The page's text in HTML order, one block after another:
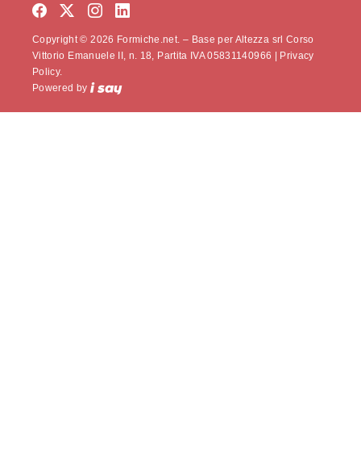
Copyright © 2026 Formiche.net. – Base per Altezza srl Corso
Vittorio Emanuele II, n. 18, Partita IVA 05831140966 | Privacy
Policy.
Powered by